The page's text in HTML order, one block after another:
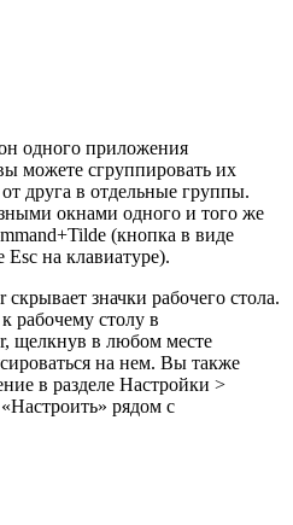
одного приложения
можете сгруппировать их
друга в отдельные группы.
окнами одного и того же
(кнопка в виде
Esc на клавиатуре).
значки рабочего стола.
рабочему столу в
щелкнув в любом месте
на нем. Вы также
в разделе Настройки >
рядом с